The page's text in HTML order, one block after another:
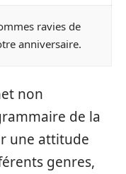
ravies de
anniversaire.
non
de la
une attitude
genres,